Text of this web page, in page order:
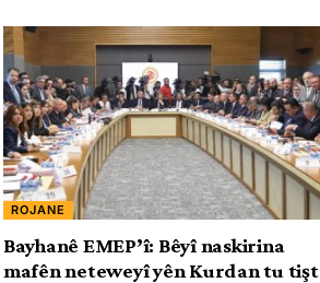
ROJANE
Bayhanê EMEP’î: Bêyî naskirina
mafên neteweyî yên Kurdan tu tişt